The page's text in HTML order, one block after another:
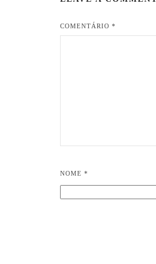
COMENTÁRIO *
NOME *